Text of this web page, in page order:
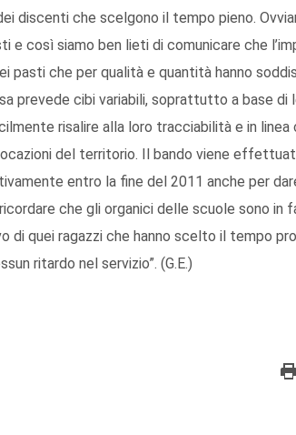
discenti che scelgono il tempo pieno.
e così siamo ben lieti di comunicare che
pasti che per qualità e quantità hanno
prevede cibi variabili, soprattutto a base di
risalire alla loro tracciabilità e in
del territorio. Il bando viene
entro la fine del 2011 anche per
che gli organici delle scuole sono in
di quei ragazzi che hanno scelto il tempo
ritardo nel servizio”. (G.E.)